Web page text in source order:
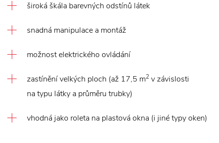
široká škála barevných odstínů látek
snadná manipulace a montáž
možnost elektrického ovládání
zastínění velkých ploch (až 17,5 m2 v závislosti
na typu látky a průměru trubky)
vhodná jako roleta na plastová okna (i jiné typy oken)